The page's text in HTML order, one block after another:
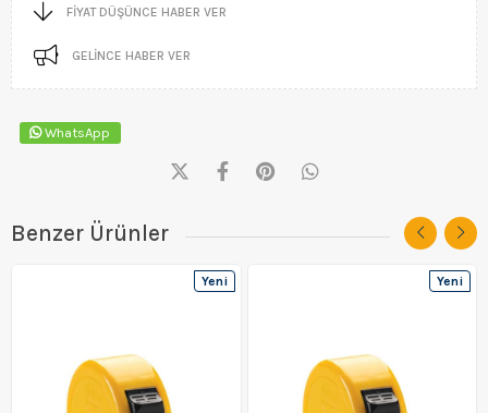
FIYAT DÜŞÜNCE HABER VER
GELINCE HABER VER
WhatsApp
Benzer Ürünler
Yeni
Yeni